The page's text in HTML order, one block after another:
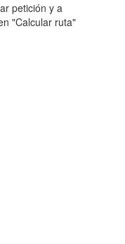
petición y a
"Calcular ruta"